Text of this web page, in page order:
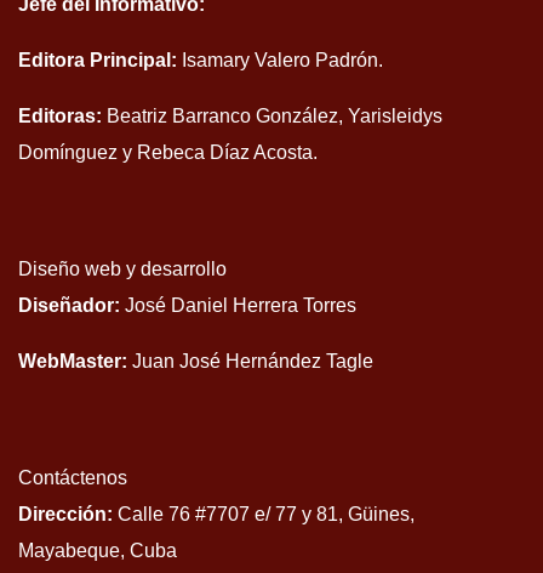
Jefe del Informativo:
Editora Principal: Isamary Valero Padrón.
Editoras: Beatriz Barranco González, Yarisleidys
Domínguez y Rebeca Díaz Acosta.
Diseño web y desarrollo
Diseñador: José Daniel Herrera Torres
WebMaster: Juan José Hernández Tagle
Contáctenos
Dirección: Calle 76 #7707 e/ 77 y 81, Güines,
Mayabeque, Cuba